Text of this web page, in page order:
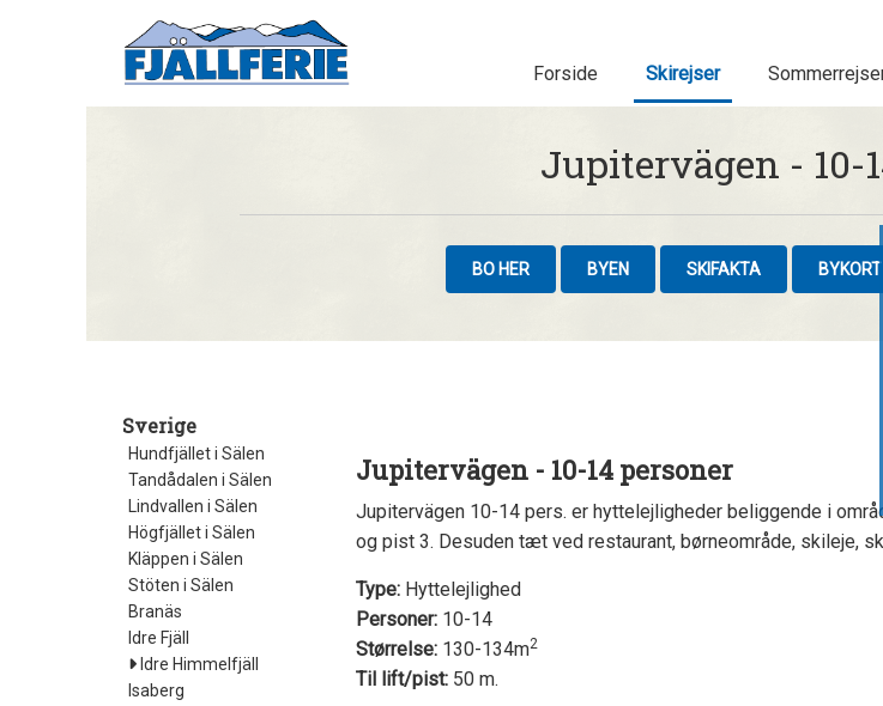
Forside Skirejser
Jupitervägen - 10-
BO HER BYEN SKIFAKTA BYKORT
Sverige
Hundfjället i Sälen
Tandådalen i Sälen
Lindvallen i Sälen
Högfjället i Sälen
Kläppen i Sälen
Stöten i Sälen
Branäs
Idre Fjäll
Idre Himmelfjäll
Isaberg
Jupitervägen - 10-14 personer
Jupitervägen 10-14 pers. er hyttelejligheder beliggende i
og pist 3. Desuden tæt ved restaurant, børneområde, skileje,
Type: Hyttelejlighed
Personer: 10-14
Størrelse: 130-134m2
Til lift/pist: 50 m.